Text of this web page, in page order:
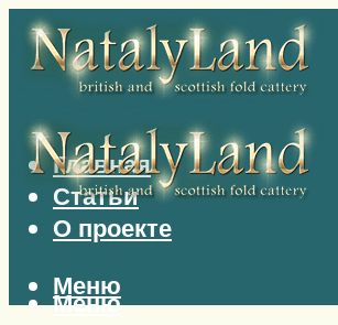
Главная
Статьи
О проекте
Меню
Меню